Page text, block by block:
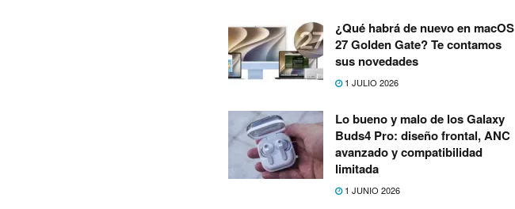
¿Qué habrá de nuevo en macOS
27 Golden Gate? Te contamos
sus novedades
1 JULIO 2026
Lo bueno y malo de los Galaxy
Buds4 Pro: diseño frontal, ANC
avanzado y compatibilidad
limitada
1 JUNIO 2026